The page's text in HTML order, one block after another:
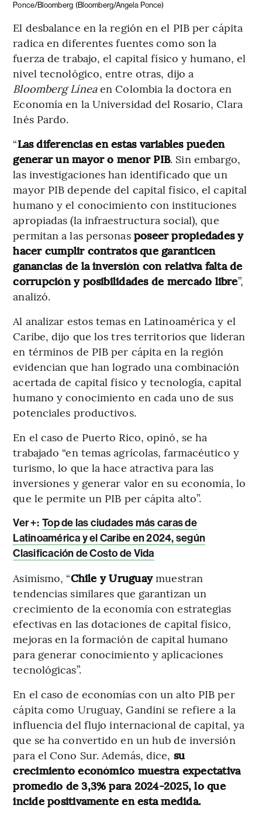
Ponce/Bloomberg (Bloomberg/Angela Ponce)
El desbalance en la región en el PIB per cápita
radica en diferentes fuentes como son la
fuerza de trabajo, el capital físico y humano, el
nivel tecnológico, entre otras, dijo a
Bloomberg Líneaen Colombia la doctora en
Economía en la Universidad del Rosario, Clara
Inés Pardo.
“Las diferencias en estas variables pueden
generar un mayor o menor PIB. Sin embargo,
las investigaciones han identificado que un
mayor PIB depende del capital físico, el capital
humano y el conocimiento con instituciones
apropiadas (la infraestructura social), que
permitan a las personas poseer propiedades y
hacer cumplir contratos que garanticen
ganancias de la inversión con relativa falta de
corrupción y posibilidades de mercado libre”,
analizó.
Al analizar estos temas en Latinoamérica y el
Caribe, dijo que los tres territorios que lideran
en términos de PIB per cápita en la región
evidencian que han logrado una combinación
acertada de capital físico y tecnología, capital
humano y conocimiento en cada uno de sus
potenciales productivos.
En el caso de Puerto Rico, opinó, se ha
trabajado “en temas agrícolas, farmacéutico y
turismo, lo que la hace atractiva para las
inversiones y generar valor en su economía, lo
que le permite un PIB per cápita alto”.
Ver +: Top de las ciudades más caras de
Latinoamérica y el Caribe en 2024, según
Clasificación de Costo de Vida
Asimismo, “Chile y Uruguaymuestran
tendencias similares que garantizan un
crecimiento de la economía con estrategias
efectivas en las dotaciones de capital físico,
mejoras en la formación de capital humano
para generar conocimiento y aplicaciones
tecnológicas”.
En el caso de economías con un alto PIB per
cápita como Uruguay, Gandini se refiere a la
influencia del flujo internacional de capital, ya
que se ha convertido en un hub de inversión
para el Cono Sur. Además, dice, su
crecimiento económico muestra expectativa
promedio de 3,3% para 2024-2025, lo que
incide positivamente en esta medida.